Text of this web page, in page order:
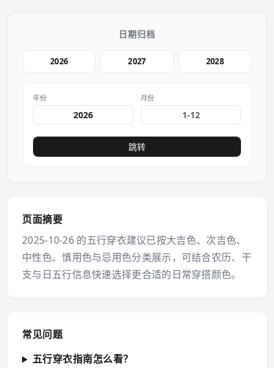
日期归档
2026 2027 2028
年份 月份
跳转
页面摘要
2025-10-26 的五行穿衣建议已按大吉色、次吉色、
中性色、慎用色与忌用色分类展示，可结合农历、干
支与日五行信息快速选择更合适的日常穿搭颜色。
常见问题
五行穿衣指南怎么看？